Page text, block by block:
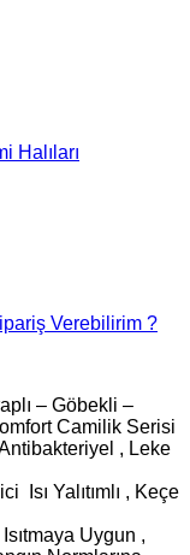
Halıları
Verebilirim ?
– Göbekli –
Camilik Serisi
, Leke
Isı Yalıtımlı , Keçe
Uygun ,